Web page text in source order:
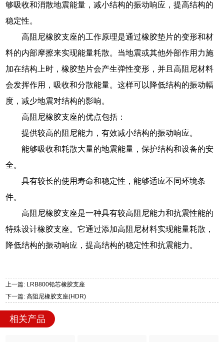
够吸收和消散地震能量，减小结构的振动响应，提高结构的
稳定性。
高阻尼橡胶支座的工作原理是通过橡胶垫片的变形和材
料的内部摩擦来实现能量耗散。当地震或其他外部作用力施
加在结构上时，橡胶垫片会产生弹性变形，并且高阻尼材料
会发挥作用，吸收和分散能量。这样可以降低结构的振动幅
度，减少地震对结构的影响。
高阻尼橡胶支座的优点包括：
提供较高的阻尼能力，有效减小结构的振动响应。
能够吸收和耗散大量的地震能量，保护结构和设备的安
全。
具有较长的使用寿命和稳定性，能够适应不同环境条
件。
高阻尼橡胶支座是一种具有较高阻尼能力和抗震性能的
特殊设计橡胶支座。它通过添加高阻尼材料实现能量耗散，
降低结构的振动响应，提高结构的稳定性和抗震能力。
上一篇: LRB800铅芯橡胶支座
下一篇: 高阻尼橡胶支座(HDR)
相关产品